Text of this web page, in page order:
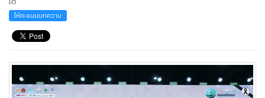
ให้คะแนนบทความ